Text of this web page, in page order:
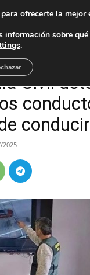
Civil
conducir
2025
ofrecerte la mejor
información sobre
.